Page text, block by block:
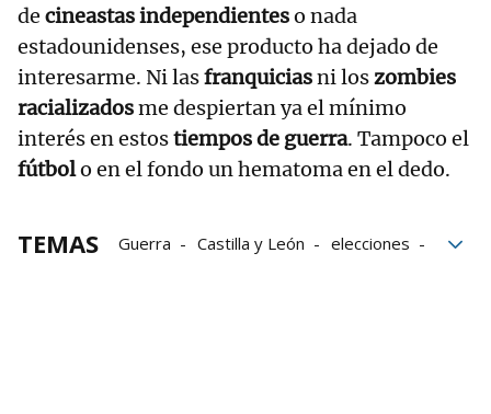
de cineastas independienteso nada
estadounidenses, ese producto ha dejado de
interesarme. Ni lasfranquiciasni loszombies
racializadosme despiertan ya el mínimo
interés en estostiempos de guerra. Tampoco el
fútbolo en el fondo un hematoma en el dedo.
TEMAS Guerra Castilla y León
elecciones